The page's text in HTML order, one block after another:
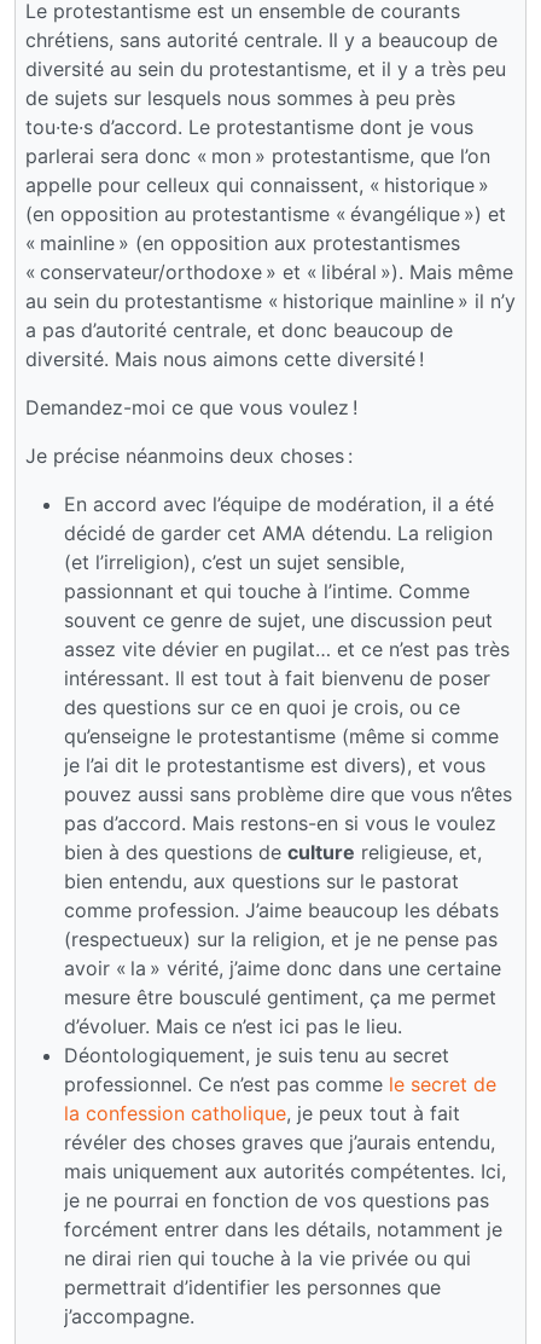
Le protestantisme est un ensemble de courants
chrétiens, sans autorité centrale. Il y a beaucoup de
diversité au sein du protestantisme, et il y a très peu
de sujets sur lesquels nous sommes à peu près
tou·te·s d’accord. Le protestantisme dont je vous
parlerai sera donc « mon » protestantisme, que l’on
appelle pour celleux qui connaissent, « historique »
(en opposition au protestantisme « évangélique ») et
« mainline » (en opposition aux protestantismes
« conservateur/orthodoxe » et « libéral »). Mais même
au sein du protestantisme « historique mainline » il n’y
a pas d’autorité centrale, et donc beaucoup de
diversité. Mais nous aimons cette diversité !
Demandez-moi ce que vous voulez !
Je précise néanmoins deux choses :
En accord avec l’équipe de modération, il a été
décidé de garder cet AMA détendu. La religion
(et l’irreligion), c’est un sujet sensible,
passionnant et qui touche à l’intime. Comme
souvent ce genre de sujet, une discussion peut
assez vite dévier en pugilat… et ce n’est pas très
intéressant. Il est tout à fait bienvenu de poser
des questions sur ce en quoi je crois, ou ce
qu’enseigne le protestantisme (même si comme
je l’ai dit le protestantisme est divers), et vous
pouvez aussi sans problème dire que vous n’êtes
pas d’accord. Mais restons-en si vous le voulez
bien à des questions de culture religieuse, et,
bien entendu, aux questions sur le pastorat
comme profession. J’aime beaucoup les débats
(respectueux) sur la religion, et je ne pense pas
avoir « la » vérité, j’aime donc dans une certaine
mesure être bousculé gentiment, ça me permet
d’évoluer. Mais ce n’est ici pas le lieu.
Déontologiquement, je suis tenu au secret
professionnel. Ce n’est pas comme le secret de
la confession catholique, je peux tout à fait
révéler des choses graves que j’aurais entendu,
mais uniquement aux autorités compétentes. Ici,
je ne pourrai en fonction de vos questions pas
forcément entrer dans les détails, notamment je
ne dirai rien qui touche à la vie privée ou qui
permettrait d’identifier les personnes que
j’accompagne.